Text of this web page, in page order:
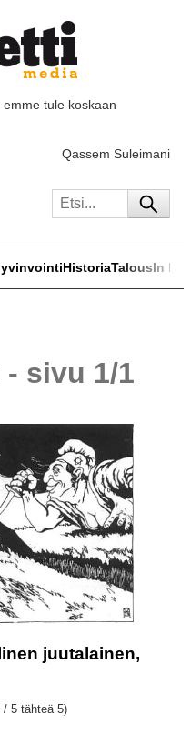
tule koskaan
Qassem Suleimani
HistoriaTalousIn
- sivu 1/1
juutalainen,
/ 5 tähteä 5)